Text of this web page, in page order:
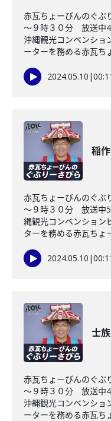
赤瓦ちょーびんのぐ
～９時３０分 放送中
沖縄観光コンベンショ
ーターを務める赤瓦ち
2024.05.10 |
稲作
赤瓦ちょーびんのぐ
～９時３０分 放送中
縄観光コンベンション
ターを務める赤瓦ちょ
2024.05.10 |
士
赤瓦ちょーびんのぐ
～９時３０分 放送中
沖縄観光コンベンショ
ーターを務める赤瓦ち